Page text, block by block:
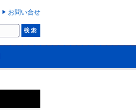
お問い合せ